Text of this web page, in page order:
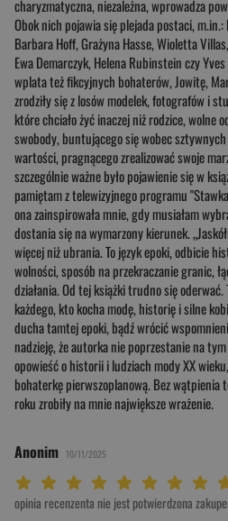
charyzmatyczna, niezależna, wprowadza
Obok nich pojawia się plejada postaci,
Barbara Hoff, Grażyna Hasse, Wioletta
Ewa Demarczyk, Helena Rubinstein czy
wplata też fikcyjnych bohaterów, Jowitę,
zrodziły się z losów modelek, fotografów i
które chciało żyć inaczej niż rodzice, wolne
swobody, buntującego się wobec
wartości, pragnącego zrealizować swoje
szczególnie ważne było pojawienie się w
pamiętam z telewizyjnego programu
ona zainspirowała mnie, gdy musiałam
dostania się na wymarzony kierunek.
więcej niż ubrania. To język epoki, odbicie
wolności, sposób na przekraczanie granic,
działania. Od tej książki trudno się oderwać.
każdego, kto kocha modę, historię i silne
ducha tamtej epoki, bądź wrócić
nadzieję, że autorka nie poprzestanie na
opowieść o historii i ludziach mody XX
bohaterkę pierwszoplanową. Bez wątpienia
roku zrobiły na mnie największe wrażenie.
Anonim 10/11/2025
Twoja
Twoja
Twoja ocena:
Twoja ocena:
Twoja ocena: Może być 4/
Twoja ocena: Słaba 3/10"
Twoja ocena: Bardzo słaba 2/10"
Twoja ocena: Beznadziejna 1/10"
opinia recenzenta nie jest potwierdzona